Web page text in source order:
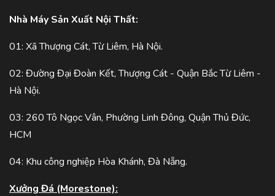
Nhà Máy Sản Xuất Nội Thất:
01: Xã Thượng Cát, Từ Liêm, Hà Nội.
02: Đường Đại Đoàn Kết, Thượng Cát - Quận Bắc Từ Liêm -
Hà Nội.
03: 260 Tô Ngọc Vân, Phường Linh Đông, Quận Thủ Đức,
HCM
04: Khu công nghiệp Hòa Khánh, Đà Nẵng.
Xưởng Đá (Morestone):